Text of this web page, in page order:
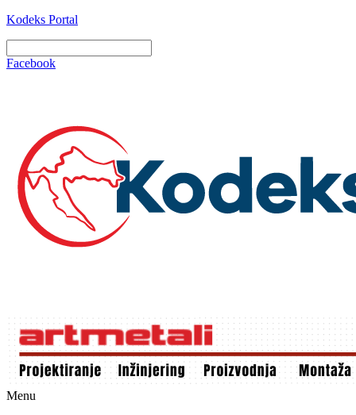
Kodeks Portal
Facebook
Menu